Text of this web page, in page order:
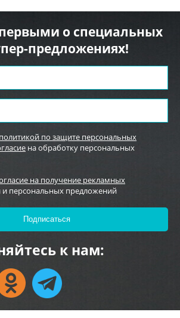
о специальных
предложениях!
политикой по защите персональных
на обработку персональных
на получение рекламных
и персональных предложений
к нам: